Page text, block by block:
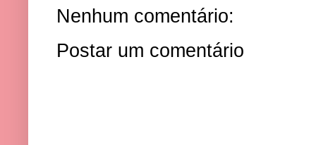
Nenhum comentário:
Postar um comentário